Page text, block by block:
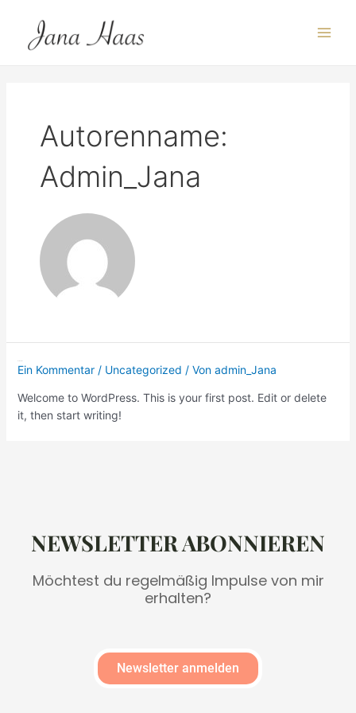
Autorenname:
Admin_Jana
Ein Kommentar / Uncategorized / Von admin_Jana
Welcome to WordPress. This is your first post. Edit or delete
it, then start writing!
NEWSLETTER ABONNIEREN
Möchtest du regelmäßig Impulse von mir
erhalten?
Newsletter anmelden